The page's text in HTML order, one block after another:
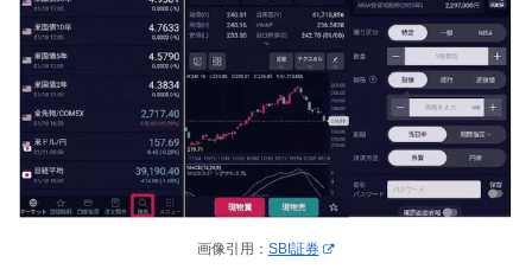
画像引用： SBI証券